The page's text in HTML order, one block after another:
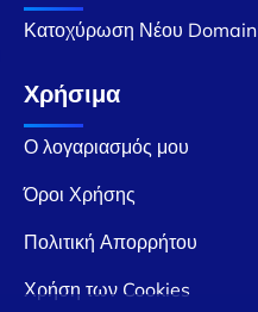
Κατοχύρωση Νέου Domain
Χρήσιμα
Ο λογαριασμός μου
Όροι Χρήσης
Πολιτική Απορρήτου
Χρήση των Cookies